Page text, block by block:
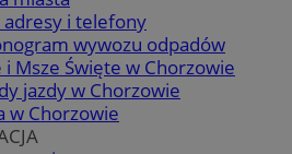
adresy i telefony
wywozu odpadów
i Msze Święte w Chorzowie
jazdy w Chorzowie
w Chorzowie